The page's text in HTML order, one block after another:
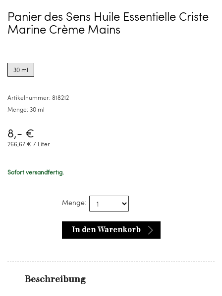
Panier des Sens Huile Essentielle Criste
Marine Crème Mains
options
for30 ml
Artikelnummer: 818212
Menge: 30 ml
8,- €
266,67 € / Liter
Sofort versandfertig.
Menge:
In den Warenkorb
Beschreibung